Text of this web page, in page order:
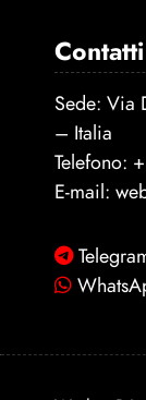
Contatti
Sede: Via
– Italia
Telefono:
E-mail: